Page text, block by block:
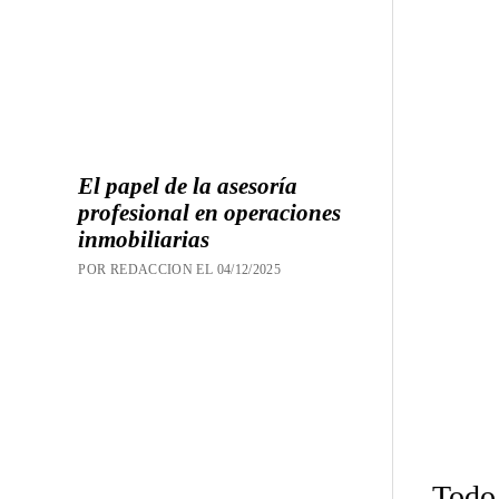
El papel de la asesoría
profesional en operaciones
inmobiliarias
POR REDACCION EL 04/12/2025